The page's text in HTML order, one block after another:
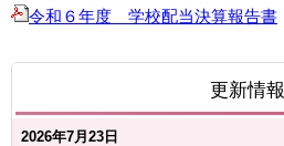
令和６年度 学校配当決算報告書
更新情報
2026年7月23日